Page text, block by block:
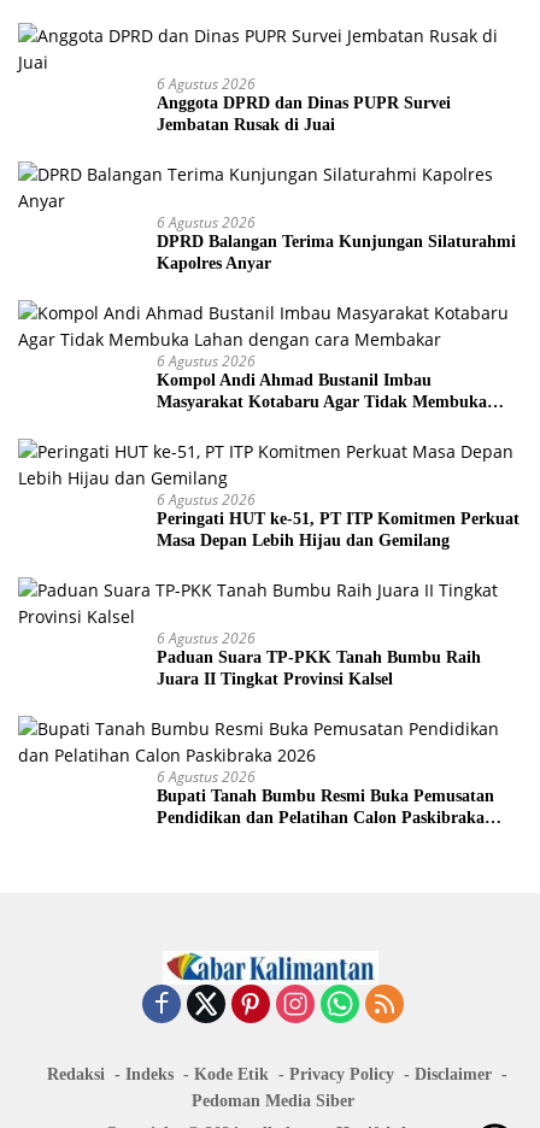
6 Agustus 2026
Anggota DPRD dan Dinas PUPR Survei
Jembatan Rusak di Juai
6 Agustus 2026
DPRD Balangan Terima Kunjungan Silaturahmi
Kapolres Anyar
6 Agustus 2026
Kompol Andi Ahmad Bustanil Imbau
Masyarakat Kotabaru Agar Tidak Membuka
6 Agustus 2026
Peringati HUT ke-51, PT ITP Komitmen Perkuat
Masa Depan Lebih Hijau dan Gemilang
6 Agustus 2026
Paduan Suara TP-PKK Tanah Bumbu Raih
Juara II Tingkat Provinsi Kalsel
6 Agustus 2026
Bupati Tanah Bumbu Resmi Buka Pemusatan
Pendidikan dan Pelatihan Calon Paskibraka
Redaksi Indeks Kode Etik Privacy Policy
Disclaimer
Pedoman Media Siber